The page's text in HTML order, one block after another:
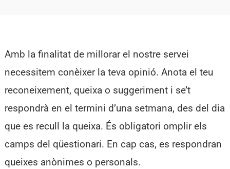
Amb la finalitat de millorar el nostre servei
necessitem conèixer la teva opinió. Anota el teu
reconeixement, queixa o suggeriment i se’t
respondrà en el termini d’una setmana, des del dia
que es recull la queixa. És obligatori omplir els
camps del qüestionari. En cap cas, es respondran
queixes anònimes o personals.